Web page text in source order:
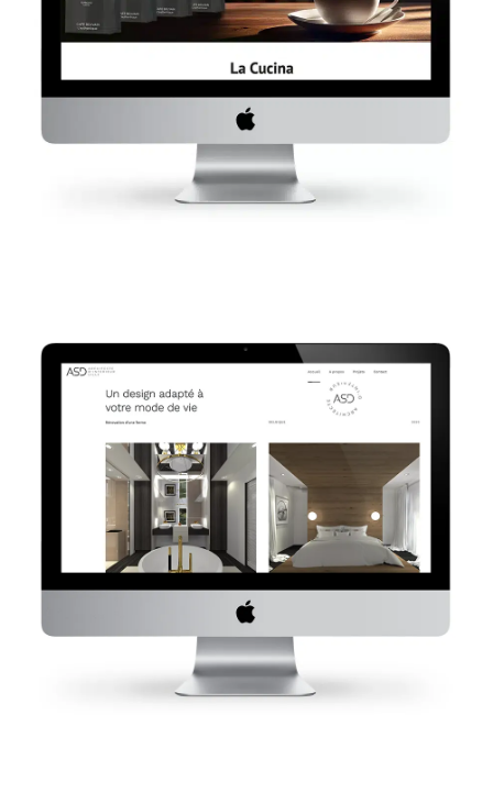
La cucina
Site internet
Anne Sophie DESMET
Site internet